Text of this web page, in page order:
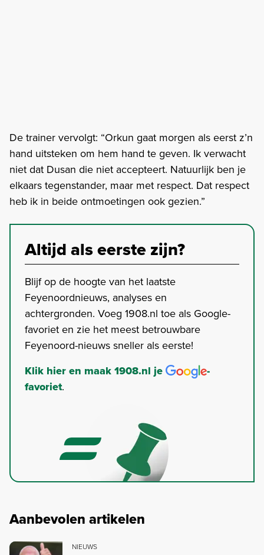
De trainer vervolgt: “Orkun gaat morgen als eerst z’n
hand uitsteken om hem hand te geven. Ik verwacht
niet dat Dusan die niet accepteert. Natuurlijk ben je
elkaars tegenstander, maar met respect. Dat respect
heb ik in beide ontmoetingen ook gezien.”
Altijd als eerste zijn?
Blijf op de hoogte van het laatste
Feyenoordnieuws, analyses en
achtergronden. Voeg 1908.nl toe als Google-
favoriet en zie het meest betrouwbare
Feyenoord-nieuws sneller als eerste!
Klik hier en maak 1908.nl je
-
favoriet.
Aanbevolen artikelen
NIEUWS